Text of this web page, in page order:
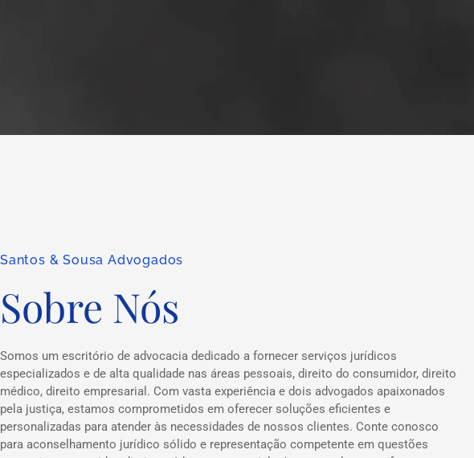
Santos & Sousa Advogados
Sobre Nós
Somos um escritório de advocacia dedicado a fornecer serviços jurídicos
especializados e de alta qualidade nas áreas pessoais, direito do consumidor, direito
médico, direito empresarial. Com vasta experiência e dois advogados apaixonados
pela justiça, estamos comprometidos em oferecer soluções eficientes e
personalizadas para atender às necessidades de nossos clientes. Conte conosco
para aconselhamento jurídico sólido e representação competente em questões